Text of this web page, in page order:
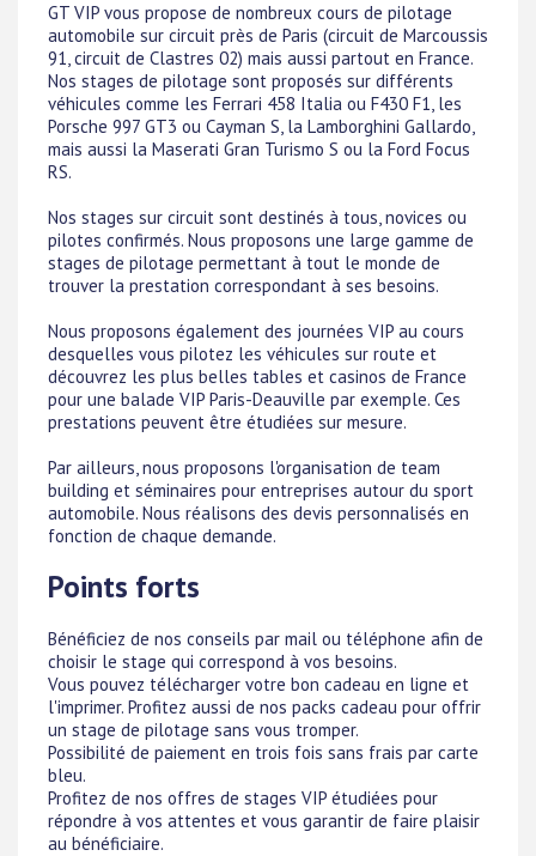
GT VIP vous propose de nombreux cours de pilotage
automobile sur circuit près de Paris (circuit de Marcoussis
91, circuit de Clastres 02) mais aussi partout en France.
Nos stages de pilotage sont proposés sur différents
véhicules comme les Ferrari 458 Italia ou F430 F1, les
Porsche 997 GT3 ou Cayman S, la Lamborghini Gallardo,
mais aussi la Maserati Gran Turismo S ou la Ford Focus
RS.
Nos stages sur circuit sont destinés à tous, novices ou
pilotes confirmés. Nous proposons une large gamme de
stages de pilotage permettant à tout le monde de
trouver la prestation correspondant à ses besoins.
Nous proposons également des journées VIP au cours
desquelles vous pilotez les véhicules sur route et
découvrez les plus belles tables et casinos de France
pour une balade VIP Paris-Deauville par exemple. Ces
prestations peuvent être étudiées sur mesure.
Par ailleurs, nous proposons l'organisation de team
building et séminaires pour entreprises autour du sport
automobile. Nous réalisons des devis personnalisés en
fonction de chaque demande.
Points forts
Bénéficiez de nos conseils par mail ou téléphone afin de
choisir le stage qui correspond à vos besoins.
Vous pouvez télécharger votre bon cadeau en ligne et
l'imprimer. Profitez aussi de nos packs cadeau pour offrir
un stage de pilotage sans vous tromper.
Possibilité de paiement en trois fois sans frais par carte
bleu.
Profitez de nos offres de stages VIP étudiées pour
répondre à vos attentes et vous garantir de faire plaisir
au bénéficiaire.